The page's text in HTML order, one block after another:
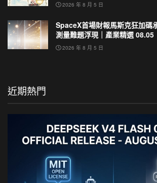
2026 年 8 月 5 日
SpaceX首場財報馬斯克狂加碼
測量難題浮現｜產業精選 08.05
2026 年 8 月 5 日
近期熱門